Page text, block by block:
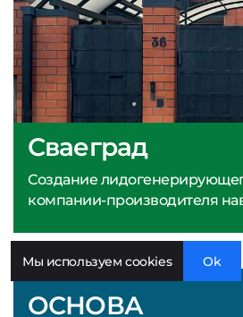
Сваеград
Создание
компании-производителя
ОСНОВА
Мы используем cookies Ok